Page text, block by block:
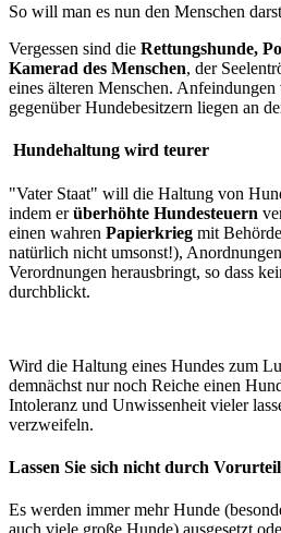
So will man es nun den Menschen
Vergessen sind die Rettungshunde,
Kamerad des Menschen, der
eines älteren Menschen.
gegenüber Hundebesitzern liegen an
Hundehaltung wird teurer
"Vater Staat" will die Haltung von
indem erüberhöhte Hundesteuern
einen wahren Papierkrieg mit
natürlich nicht umsonst!),
Verordnungen herausbringt, so dass
durchblickt.
Wird die Haltung eines Hundes zum
demnächst nur noch Reiche einen
Intoleranz und Unwissenheit vieler
verzweifeln.
Lassen Sie sich nicht durch
Es werden immer mehr Hunde